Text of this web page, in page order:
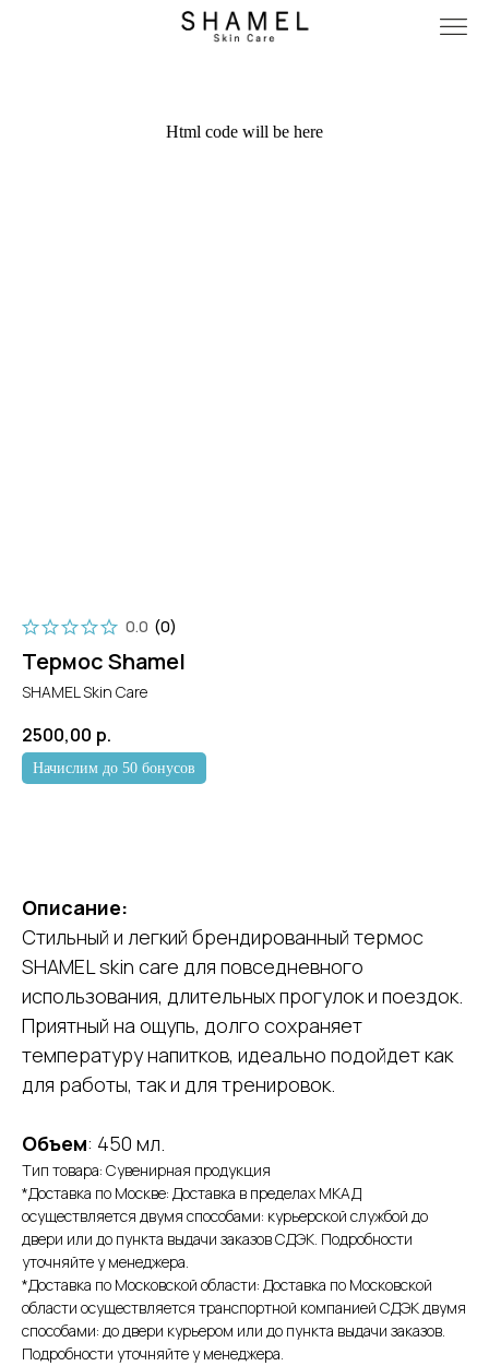
Html code will be here
0.0 (0)
Термос Shamel
SHAMEL Skin Care
2500,00 р.
Начислим до 50 бонусов
Описание:
Стильный и легкий брендированный термос
SHAMEL skin care для повседневного
использования, длительных прогулок и поездок.
Приятный на ощупь, долго сохраняет
температуру напитков, идеально подойдет как
для работы, так и для тренировок.
Объем: 450 мл.
Тип товара: Сувенирная продукция
*Доставка по Москве: Доставка в пределах МКАД
осуществляется двумя способами: курьерской службой до
двери или до пункта выдачи заказов СДЭК. Подробности
уточняйте у менеджера.
*Доставка по Московской области: Доставка по Московской
области осуществляется транспортной компанией СДЭК двумя
способами: до двери курьером или до пункта выдачи заказов.
Подробности уточняйте у менеджера.